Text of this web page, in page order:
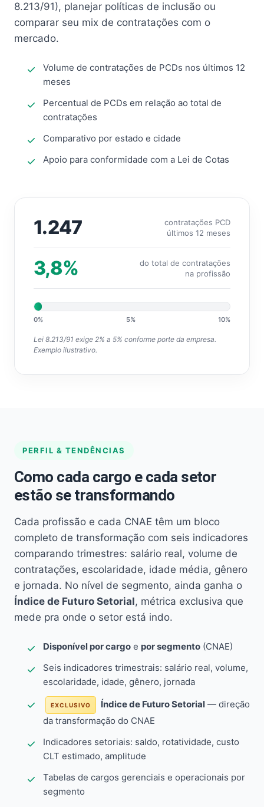
8.213/91), planejar políticas de inclusão ou
comparar seu mix de contratações com o
mercado.
Volume de contratações de PCDs nos últimos 12
meses
Percentual de PCDs em relação ao total de
contratações
Comparativo por estado e cidade
Apoio para conformidade com a Lei de Cotas
1.247
contratações PCD
últimos 12 meses
3,8%
do total de contratações
na profissão
0% 5% 10%
Lei 8.213/91 exige 2% a 5% conforme porte da empresa.
Exemplo ilustrativo.
PERFIL & TENDÊNCIAS
Como cada cargo e cada setor
estão se transformando
Cada profissão e cada CNAE têm um bloco
completo de transformação com seis indicadores
comparando trimestres: salário real, volume de
contratações, escolaridade, idade média, gênero
e jornada. No nível de segmento, ainda ganha o
Índice de Futuro Setorial, métrica exclusiva que
mede pra onde o setor está indo.
Disponível por cargo e por segmento (CNAE)
Seis indicadores trimestrais: salário real, volume,
escolaridade, idade, gênero, jornada
EXCLUSIVO Índice de Futuro Setorial — direção
da transformação do CNAE
Indicadores setoriais: saldo, rotatividade, custo
CLT estimado, amplitude
Tabelas de cargos gerenciais e operacionais por
segmento